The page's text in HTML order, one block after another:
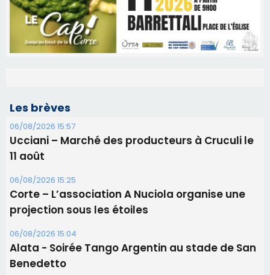
Les brèves
06/08/2026 15:57
Ucciani – Marché des producteurs à Cruculi le
11 août